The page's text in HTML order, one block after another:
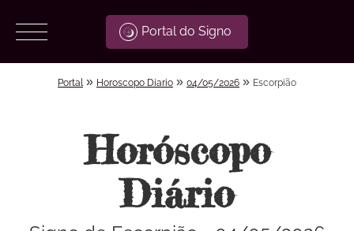
Portal do Signo
Portal » Horoscopo Diario » 04/05/2026 » Escorpião
Horóscopo
Diário